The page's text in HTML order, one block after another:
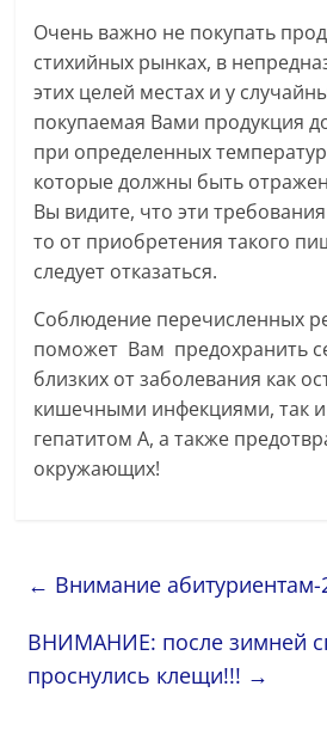
Очень важно не покупать
стихийных рынках, в
этих целей местах и у
покупаемая Вами продукция
при определенных
которые должны быть
Вы видите, что эти
то от приобретения такого
следует отказаться.
Соблюдение перечисленных
поможет Вам предохранить
близких от заболевания как
кишечными инфекциями, так
гепатитом А, а также
окружающих!
← Внимание абитуриентам-
ВНИМАНИЕ: после зимней
проснулись клещи!!! →